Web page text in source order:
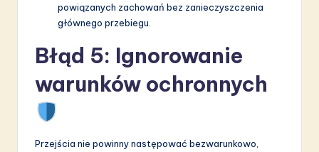
powiązanych zachowań bez zanieczyszczenia
głównego przebiegu.
Błąd 5: Ignorowanie
warunków ochronnych
Przejścia nie powinny następować bezwarunkowo,